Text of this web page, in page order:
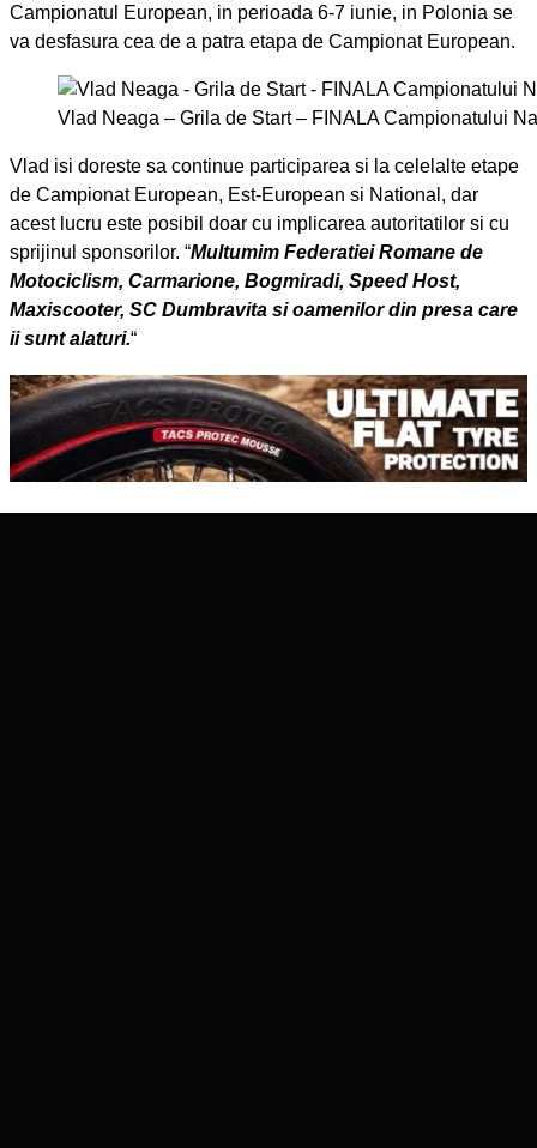
Campionatul European, in perioada 6-7 iunie, in Polonia se
va desfasura cea de a patra etapa de Campionat European.
Vlad Neaga – Grila de Start – FINALA Campionatului
Vlad isi doreste sa continue participarea si la celelalte etape
de Campionat European, Est-European si National, dar
acest lucru este posibil doar cu implicarea autoritatilor si cu
sprijinul sponsorilor. “Multumim Federatiei Romane de
Motociclism, Carmarione, Bogmiradi, Speed Host,
Maxiscooter, SC Dumbravita si oamenilor din presa care
ii sunt alaturi.“